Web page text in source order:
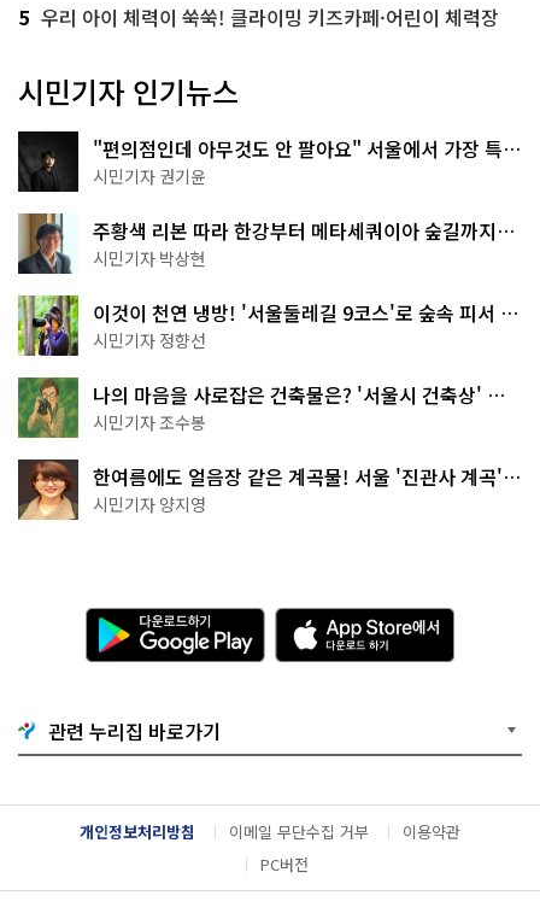
5 우리 아이 체력이 쑥쑥! 클라이밍 키즈카페·어린이 체력장
시민기자 인기뉴스
"편의점인데 아무것도 안 팔아요" 서울에서 가장 특별
한 편의점의 정체
시민기자 권기윤
주황색 리본 따라 한강부터 메타세쿼이아 숲길까지…
서울둘레길 15코스
시민기자 박상현
이것이 천연 냉방! '서울둘레길 9코스'로 숲속 피서 떠
나볼까
시민기자 정향선
나의 마음을 사로잡은 건축물은? '서울시 건축상' 수
상작 공개!
시민기자 조수봉
한여름에도 얼음장 같은 계곡물! 서울 '진관사 계곡'이
천국이네~
시민기자 양지영
다
운
로
기
G
o
g
l
e
A
p
p
e
서
다
운
관련 누리집 바로가기
개인정보처리방침 이메일 무단수집 거부
이용약관
PC버전